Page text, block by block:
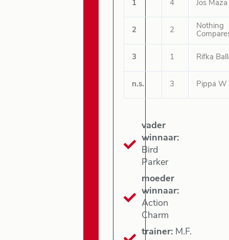
1 4 Jos Maza
2 2
Nothing
3 1 Rifka
n.s. 3 Pippa W
vader
winnaar:
Bird
Parker
moeder
winnaar:
Action
Charm
trainer: M.F.